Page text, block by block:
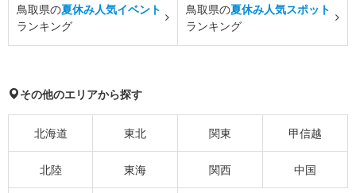
鳥取県の夏休み人気イベント
ランキング
鳥取県の夏休み人気スポット
ランキング
その他のエリアから探す
北海道 東北 関東 甲信越
北陸 東海 関西 中国